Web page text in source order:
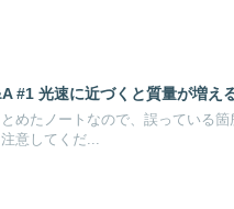
#1 光速に近づくと質量が増え
めたノートなので、誤っている
意してくだ...